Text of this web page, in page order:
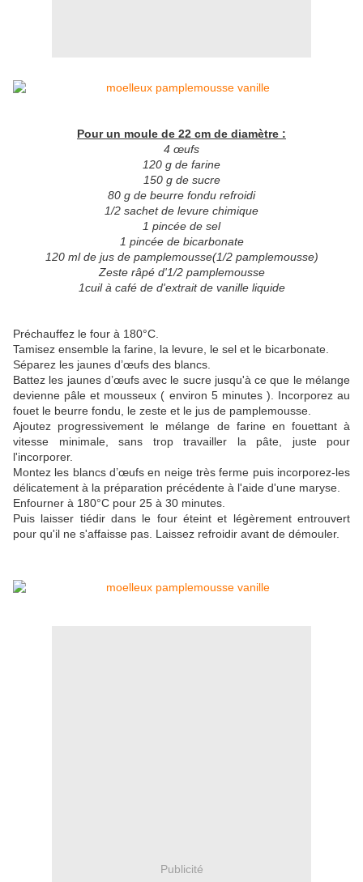
Pour un moule de 22 cm de diamètre :
4 œufs
120 g de farine
150 g de sucre
80 g de beurre fondu refroidi
1/2 sachet de levure chimique
1 pincée de sel
1 pincée de bicarbonate
120 ml de jus de pamplemousse(1/2 pamplemousse)
Zeste râpé d'1/2 pamplemousse
1cuil à café de d'extrait de vanille liquide
Préchauffez le four à 180°C.
Tamisez ensemble la farine, la levure, le sel et le bicarbonate.
Séparez les jaunes d’œufs des blancs.
Battez les jaunes d’œufs avec le sucre jusqu'à ce que le mélange
devienne pâle et mousseux ( environ 5 minutes ). Incorporez au
fouet le beurre fondu, le zeste et le jus de pamplemousse.
Ajoutez progressivement le mélange de farine en fouettant à
vitesse minimale, sans trop travailler la pâte, juste pour
l'incorporer.
Montez les blancs d’œufs en neige très ferme puis incorporez-les
délicatement à la préparation précédente à l'aide d'une maryse.
Enfourner à 180°C pour 25 à 30 minutes.
Puis laisser tiédir dans le four éteint et légèrement entrouvert
pour qu'il ne s'affaisse pas. Laissez refroidir avant de démouler.
Publicité